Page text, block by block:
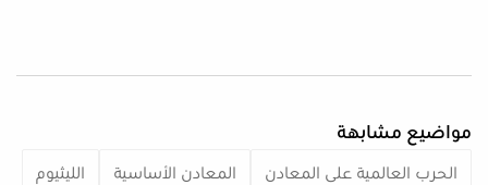
مواضيع مشابهة
الحرب العالمية على المعادن المعادن الأساسية الليثيوم